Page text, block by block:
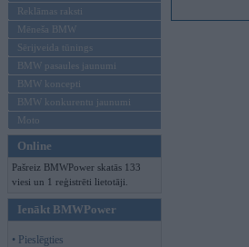
Reklāmas raksti
Mēneša BMW
Sērijveida tūnings
BMW pasaules jaunumi
BMW koncepti
BMW konkurentu jaunumi
Moto
Online
Pašreiz BMWPower skatās 133
viesi un 1 reģistrēti lietotāji.
Ienākt BMWPower
• Pieslēgties